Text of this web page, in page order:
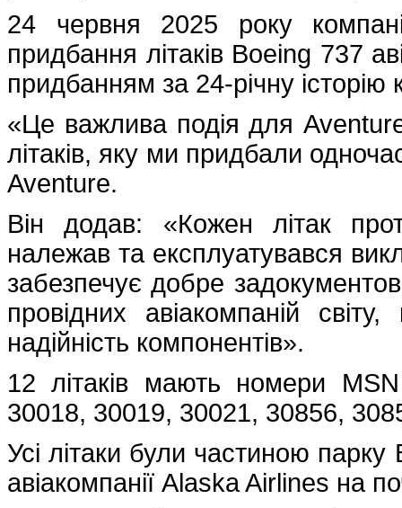
24 червня 2025 року
придбання літаків Boeing 737
придбанням за 24-річну історію
«Це важлива подія для
літаків, яку ми придбали
Aventure.
Він додав: «Кожен літак
належав та експлуатувався
забезпечує добре
провідних авіакомпаній
надійність компонентів».
12 літаків мають номери
30018, 30019, 30021, 30856,
Усі літаки були частиною
авіакомпанії Alaska Airlines на